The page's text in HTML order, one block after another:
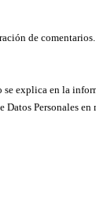
de
se explica en la
Datos Personales